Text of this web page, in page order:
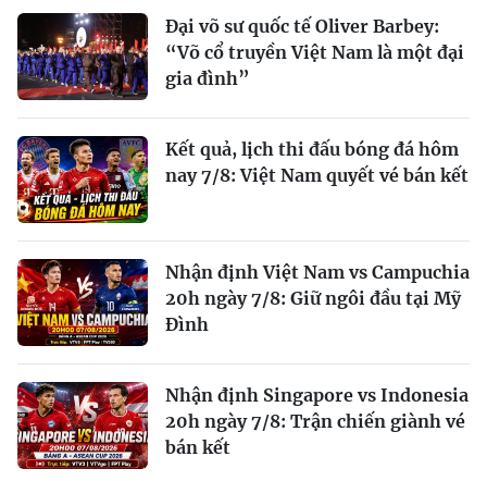
Đại võ sư quốc tế Oliver Barbey:
“Võ cổ truyền Việt Nam là một đại
gia đình”
Kết quả, lịch thi đấu bóng đá hôm
nay 7/8: Việt Nam quyết vé bán kết
Nhận định Việt Nam vs Campuchia
20h ngày 7/8: Giữ ngôi đầu tại Mỹ
Đình
Nhận định Singapore vs Indonesia
20h ngày 7/8: Trận chiến giành vé
bán kết